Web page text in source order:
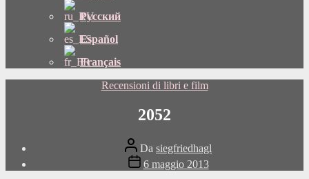
Русский
Español
Français
Categorie
Recensioni di libri e film
2052
Autore
del
post
Da siegfriedhagl
Data
di
6 maggio 2013